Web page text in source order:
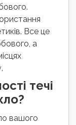
Все це
а
течі
вашого